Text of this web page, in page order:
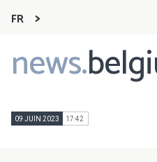
FR
news.
Main
navigation
09 JUIN 2023 17:42